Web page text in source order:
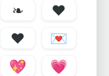
❧
♥
❤
💌
💖
💗